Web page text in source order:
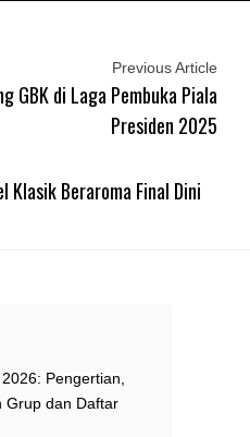
Previous Article
GBK di Laga Pembuka Piala
Presiden 2025
Klasik Beraroma Final Dini
Pengertian,
Grup dan Daftar